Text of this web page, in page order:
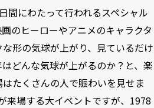
間にわたって行われるスペシャル
のヒーローやアニメのキャラクタ
形の気球が上がり、見ているだけ
どんな気球が上がるのか？と、楽
たくさんの人で賑わいを見せま
来場する大イベントですが、1978